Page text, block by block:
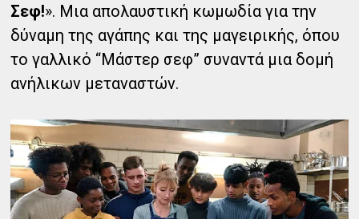
Σεφ!». Μια απολαυστική κωμωδία για την
δύναμη της αγάπης και της μαγειρικής, όπου
το γαλλικό “Μάστερ σεφ” συναντά μια δομή
ανήλικων μεταναστών.